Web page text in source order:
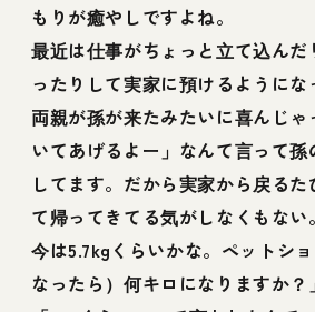
もりが癒やしですよね。
最近は仕事がちょっと立て込んだ
ったりして実家に預けるようにな
両親が孫が来たみたいに喜んじゃ
いてあげるよー」なんて言って
してます。だから実家から戻るた
て帰ってきてる気がしなくもない。
今は5.7kgくらいかな。ペットシ
なったら）何キロになりますか？